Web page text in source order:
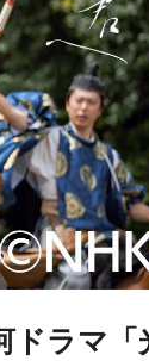
ドラマ「